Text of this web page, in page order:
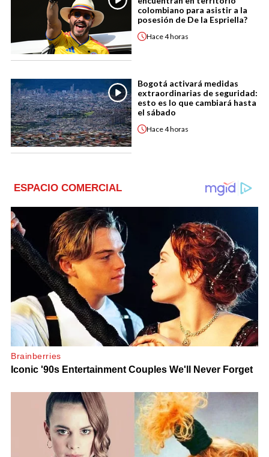
colombiano para asistir a la
posesión de De la Espriella?
Hace4 horas
Bogotá activará medidas
extraordinarias de seguridad:
esto es lo que cambiará hasta
el sábado
Hace4 horas